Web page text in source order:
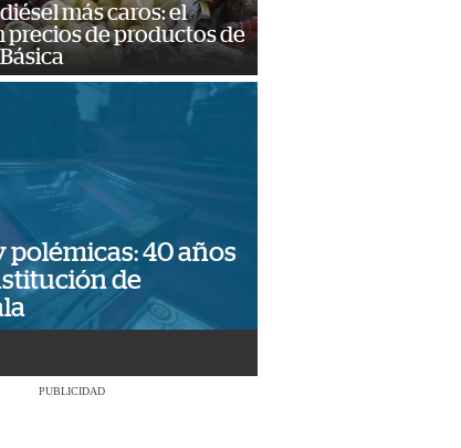
más caros: el
precios de productos de
polémicas: 40 años
de
PUBLICIDAD